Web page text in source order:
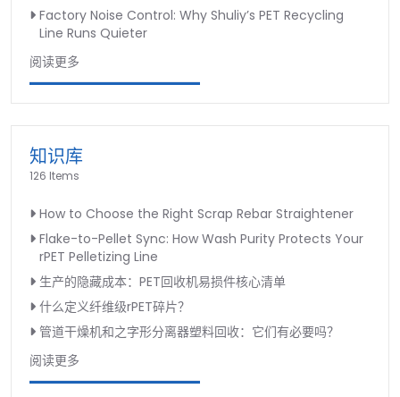
Factory Noise Control: Why Shuliy’s PET Recycling
Line Runs Quieter
阅读更多
知识库
126 Items
How to Choose the Right Scrap Rebar Straightener
Flake-to-Pellet Sync: How Wash Purity Protects Your
rPET Pelletizing Line
生产的隐藏成本：PET回收机易损件核心清单
什么定义纤维级rPET碎片？
管道干燥机和之字形分离器塑料回收：它们有必要吗？
阅读更多